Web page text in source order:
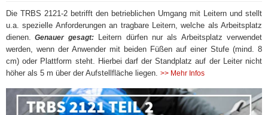
Die TRBS 2121-2 betrifft den betrieblichen Umgang mit Leitern und stellt
u.a. spezielle Anforderungen an tragbare Leitern, welche als Arbeitsplatz
dienen.
Genauer gesagt:Leitern dürfen nur als Arbeitsplatz verwendet
werden, wenn der Anwender mit beiden Füßen auf einer Stufe (mind. 8
cm) oder Plattform steht. Hierbei darf der Standplatz auf der Leiter nicht
höher als 5 m über der Aufstellfläche liegen. >> Mehr Infos